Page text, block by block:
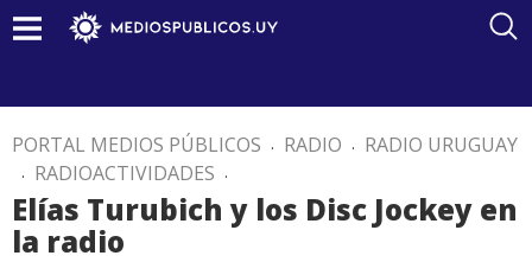
PORTAL MEDIOS PÚBLICOS . RADIO . RADIO URUGUAY
. RADIOACTIVIDADES .
Elías Turubich y los Disc Jockey en
la radio